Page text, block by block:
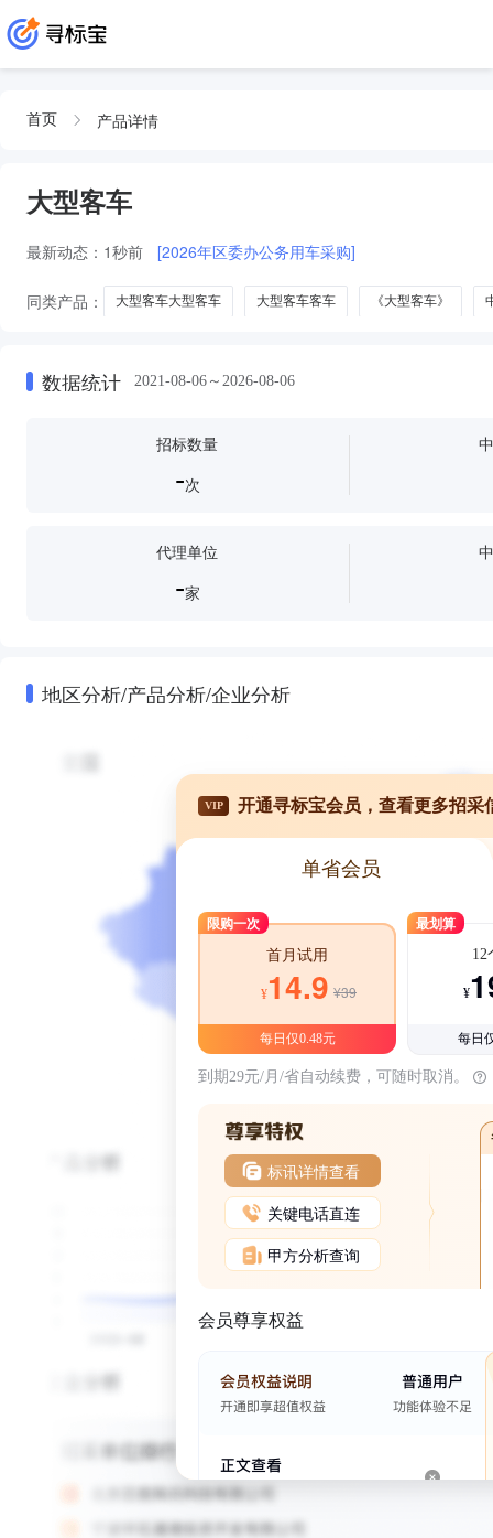
首页 产品详情
大型客车
最新动态： 1秒前 [2026年区委办公务用车采购]
同类产品： 大型客车大型客车 大型客车客车 《大型客车》
数据统计 2021-08-06～2026-08-06
招标数量
-次
代理单位
-家
地区分析/产品分析/企业分析
VIP 开通寻标宝会员，查看更多招采
单省会员
限购一次
首月试用
¥14.9 ¥39
每日仅0.48元
最划算
12
¥
每日
到期29元/月/省自动续费，可随时取消。
标讯详情查看
关键电话直连
甲方分析查询
会员尊享权益